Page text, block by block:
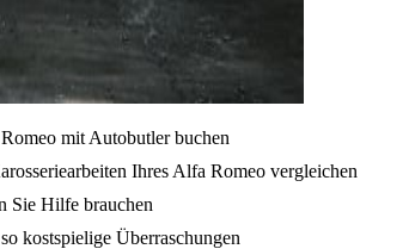
mit Autobutler buchen
Ihres Alfa Romeo vergleichen
Sie Hilfe brauchen
kostspielige Überraschungen